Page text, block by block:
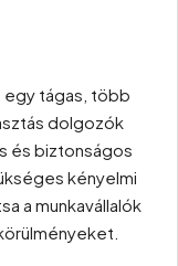
egy tágas, több
dolgozók
és biztonságos
kényelmi
a munkavállalók